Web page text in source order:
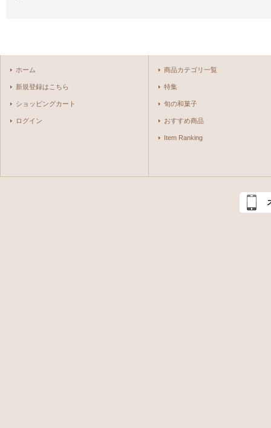
ホーム
新規登録はこちら
ショッピングカート
ログイン
商品カテゴリ一覧
特集
旬の和菓子
おすすめ商品
Item Ranking